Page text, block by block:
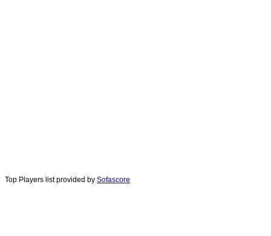
Top Players list provided by Sofascore